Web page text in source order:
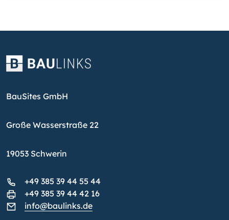
BauSites GmbH
Große Wasserstraße 22
19053 Schwerin
+49 385 39 44 55 44
+49 385 39 44 42 16
info@baulinks.de